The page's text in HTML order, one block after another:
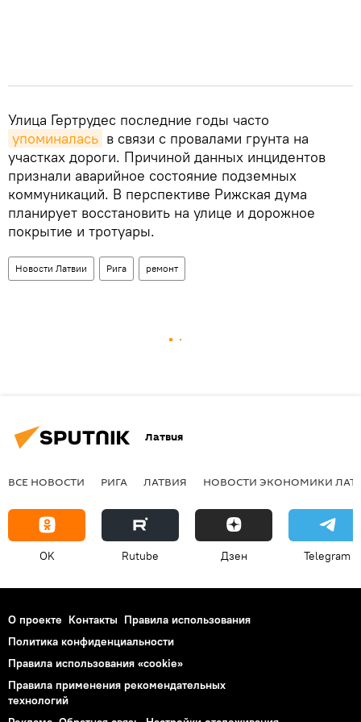
Улица Гертрудес последние годы часто
упоминалась в связи с провалами грунта на
участках дороги. Причиной данных инцидентов
признали аварийное состояние подземных
коммуникаций. В перспективе Рижская дума
планирует восстановить на улице и дорожное
покрытие и тротуары.
Новости Латвии Рига ремонт
Латвия
ВСЕ НОВОСТИ РИГА ЛАТВИЯ НОВОСТИ ЭКОНОМИКИ
OK Rutube Дзен Telegram
О проекте Контакты Правила использования
Политика конфиденциальности
Правила использования «cookie»
Правила применения рекомендательных
технологий